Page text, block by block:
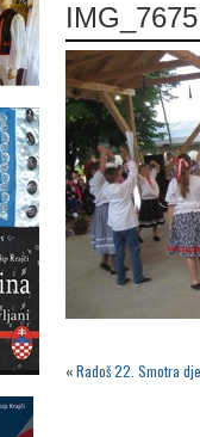
IMG_7675
«Radoš 22. Smotra